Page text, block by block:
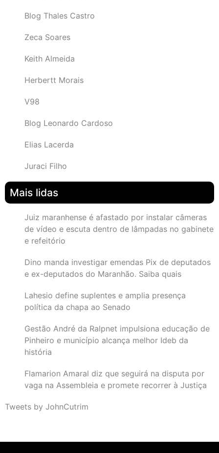
Blog Thales Castro
Zeca Soares
Keith Almeida
Herbertt Morais
V98
Blog Leonardo Cardoso
Elias Lacerda
Juraci Filho
Mais lidas
Juiz maranhense é afastado por instalar câmeras
de vídeo e escuta dentro de lâmpadas no gabinete
e refeitório
Dino manda investigar emendas Pix de deputados
e ex-deputados do Maranhão. Saiba quais
Lahesio define suplentes e amplia presença
política da chapa ao Senado
Gestão André da Ralpnet impulsiona educação de
Pinheiro e município alcança melhor Ideb da
história
Flamarion Amaral diz que seguirá na disputa por
vaga na Assembleia e promete recorrer à Justiça
Tweets by JohnCutrim